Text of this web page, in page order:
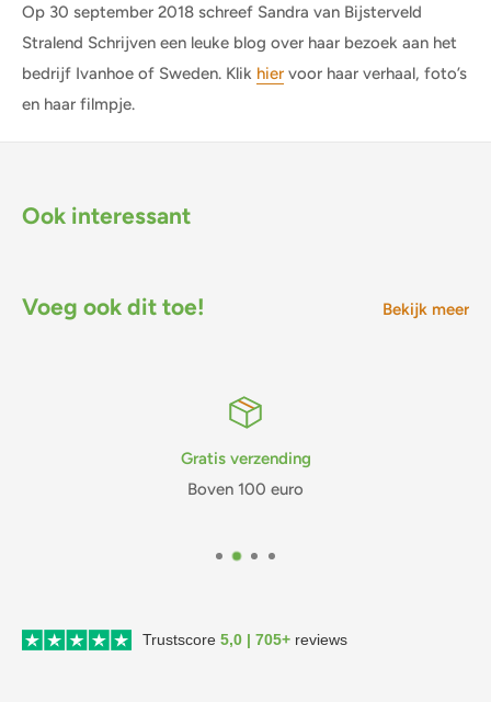
Op 30 september 2018 schreef Sandra van Bijsterveld
Stralend Schrijven een leuke blog over haar bezoek aan het
bedrijf Ivanhoe of Sweden. Klik hier voor haar verhaal, foto’s
en haar filmpje.
Ook interessant
Voeg ook dit toe! Bekijk meer
Gratis verzending
Boven 100 euro
Trustscore 5,0 | 705+ reviews